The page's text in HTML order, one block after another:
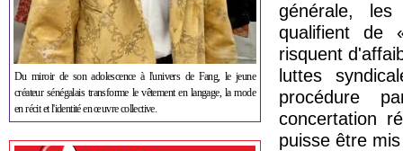
Du miroir de son adolescence à l'univers de Fang, le jeune
créateur sénégalais transforme le vêtement en langage, la mode
en récit et l'identité en œuvre collective.
générale,
qualifient de
risquent
luttes
procédure
concertation
puisse être